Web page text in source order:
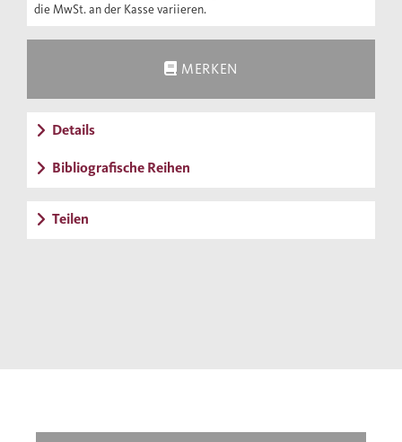
die MwSt. an der Kasse variieren.
MERKEN
Details
Bibliografische Reihen
Teilen